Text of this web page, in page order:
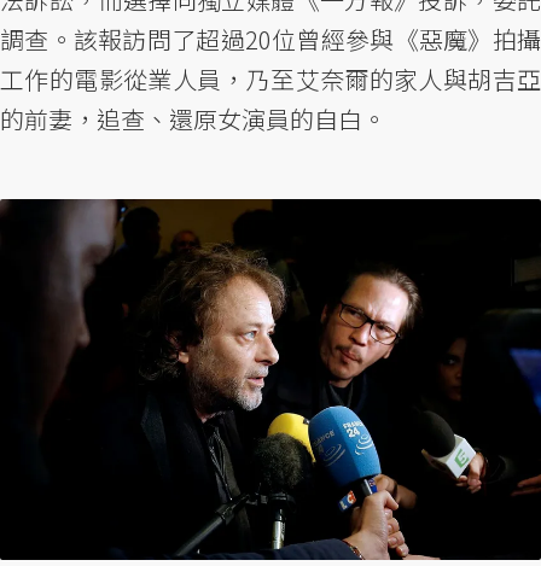
調查。該報訪問了超過20位曾經參與《惡魔》拍攝
工作的電影從業人員，乃至艾奈爾的家人與胡吉亞
的前妻，追查、還原女演員的自白。